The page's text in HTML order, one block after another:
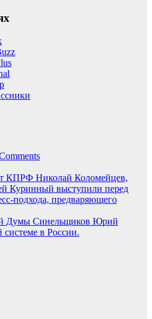
КПРФ Николай Коломейцев,
Куринный выступили перед
подхода, предваряющего
Думы Синельщиков Юрий
системе в России.